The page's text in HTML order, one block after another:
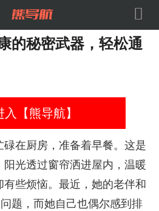

的秘密武器，轻松通
【熊导航】
在厨房，准备着早餐。这是
光透过窗帘洒进屋内，温暖
些烦恼。最近，她的老伴和
题，而她自己也偶尔感到排